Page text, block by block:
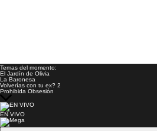
Temas del momento:
El Jardín de Olivia
La Baronesa
Volverías con tu ex? 2
Prohibida Obsesión
EN VIVO